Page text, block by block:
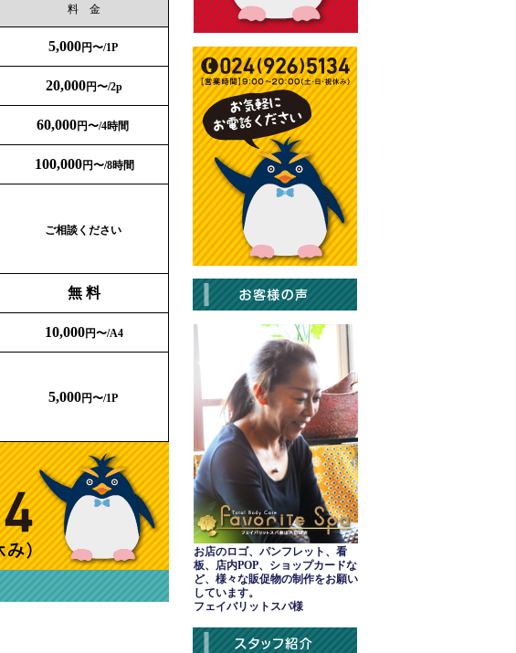
料 金
5,000円〜/1P
20,000円〜/2p
60,000円〜/4時間
100,000円〜/8時間
ご相談ください
無 料
10,000円〜/A4
5,000円〜/1P
お店のロゴ、パンフレット、看
板、店内POP、ショップカードな
ど、様々な販促物の制作をお願い
しています。
フェイバリットスパ様